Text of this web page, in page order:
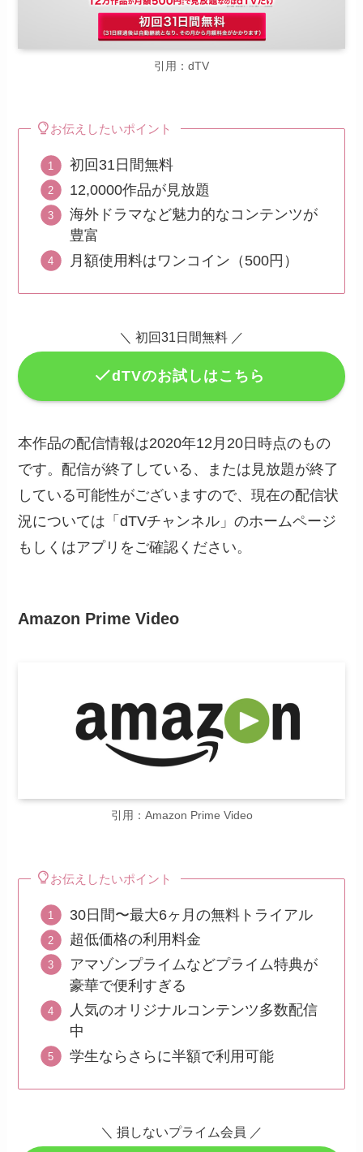
引用：dTV
お伝えしたいポイント
初回31日間無料
12,0000作品が見放題
海外ドラマなど魅力的なコンテンツが
豊富
月額使用料はワンコイン（500円）
＼ 初回31日間無料 ／
dTVのお試しはこちら
本作品の配信情報は2020年12月20日時点のもの
です。配信が終了している、または見放題が終了
している可能性がございますので、現在の配信状
況については「dTVチャンネル」のホームページ
もしくはアプリをご確認ください。
Amazon Prime Video
引用：Amazon Prime Video
お伝えしたいポイント
30日間〜最大6ヶ月の無料トライアル
超低価格の利用料金
アマゾンプライムなどプライム特典が
豪華で便利すぎる
人気のオリジナルコンテンツ多数配信
中
学生ならさらに半額で利用可能
＼ 損しないプライム会員 ／